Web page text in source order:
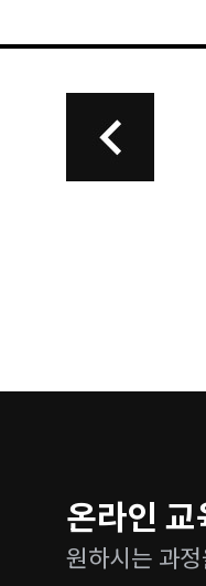
온라인
원하시는 과